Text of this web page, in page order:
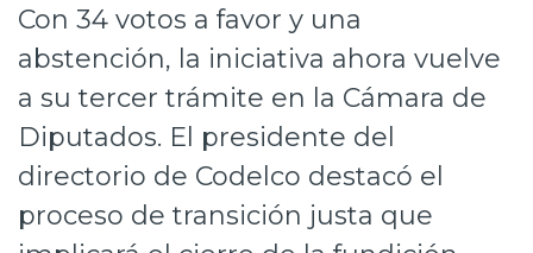
Inversionistas
Prensa
Trabaja en Codelco
Canales de denuncia
Con 34 votos a favor y una
abstención, la iniciativa ahora vuelve
a su tercer trámite en la Cámara de
Diputados. El presidente del
directorio de Codelco destacó el
proceso de transición justa que